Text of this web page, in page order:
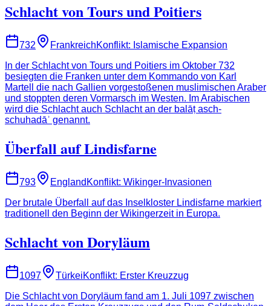
Schlacht von Tours und Poitiers
732 FrankreichKonflikt: Islamische Expansion
In der Schlacht von Tours und Poitiers im Oktober 732
besiegten die Franken unter dem Kommando von Karl
Martell die nach Gallien vorgestoßenen muslimischen Araber
und stoppten deren Vormarsch im Westen. Im Arabischen
wird die Schlacht auch Schlacht an der balāṭ asch-
schuhadāʾ genannt.
Überfall auf Lindisfarne
793 England Konflikt: Wikinger-Invasionen
Der brutale Überfall auf das Inselkloster Lindisfarne markiert
traditionell den Beginn der Wikingerzeit in Europa.
Schlacht von Doryläum
1097 TürkeiKonflikt: Erster Kreuzzug
Die Schlacht von Doryläum fand am 1. Juli 1097 zwischen